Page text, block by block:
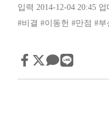
입력 2014-12-04 20:45 업
#비결 #이동헌 #만점 #부